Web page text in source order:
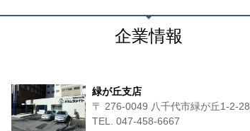
企業情報
緑が丘支店
〒 276-0049 八千代市緑が丘1-2-28
TEL. 047-458-6667